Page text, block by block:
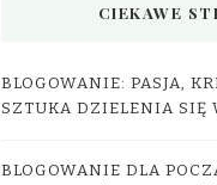
CIEKAWE
BLOGOWANIE: PASJA,
SZTUKA DZIELENIA SIĘ
BLOGOWANIE DLA